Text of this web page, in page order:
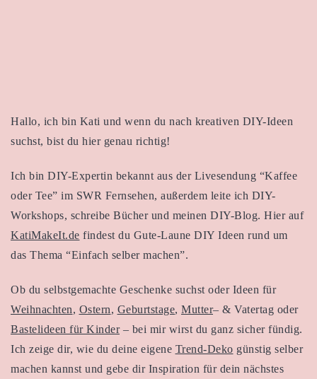
Hallo, ich bin Kati und wenn du nach kreativen DIY-Ideen
suchst, bist du hier genau richtig!
Ich bin DIY-Expertin bekannt aus der Livesendung “Kaffee
oder Tee” im SWR Fernsehen, außerdem leite ich DIY-
Workshops, schreibe Bücher und meinen DIY-Blog. Hier auf
KatiMakeIt.de findest du Gute-Laune DIY Ideen rund um
das Thema “Einfach selber machen”.
Ob du selbstgemachte Geschenke suchst oder Ideen für
Weihnachten, Ostern, Geburtstage, Mutter– & Vatertag oder
Bastelideen für Kinder– bei mir wirst du ganz sicher fündig.
Ich zeige dir, wie du deine eigene Trend-Deko günstig selber
machen kannst und gebe dir Inspiration für dein nächstes